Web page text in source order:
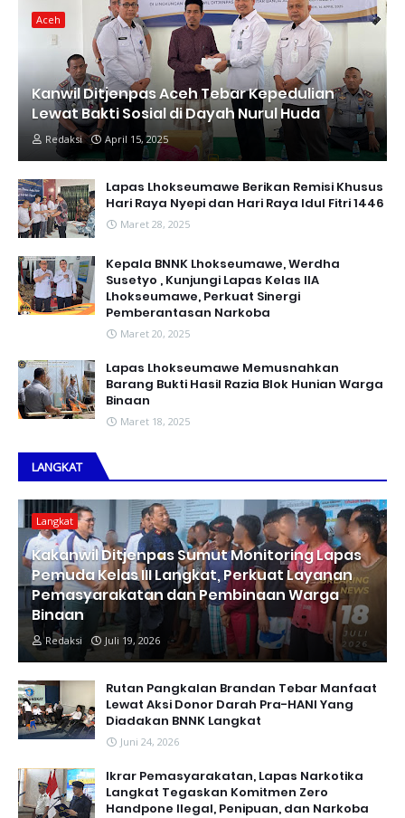
Aceh
Kanwil Ditjenpas Aceh Tebar Kepedulian
Lewat Bakti Sosial di Dayah Nurul Huda
Redaksi April 15, 2025
Lapas Lhokseumawe Berikan Remisi Khusus
Hari Raya Nyepi dan Hari Raya Idul Fitri 1446
Maret 28, 2025
Kepala BNNK Lhokseumawe, Werdha
Susetyo , Kunjungi Lapas Kelas IIA
Lhokseumawe, Perkuat Sinergi
Pemberantasan Narkoba
Maret 20, 2025
Lapas Lhokseumawe Memusnahkan
Barang Bukti Hasil Razia Blok Hunian Warga
Binaan
Maret 18, 2025
LANGKAT
Langkat
Kakanwil Ditjenpas Sumut Monitoring Lapas
Pemuda Kelas III Langkat, Perkuat Layanan
Pemasyarakatan dan Pembinaan Warga
Binaan
Redaksi Juli 19, 2026
Rutan Pangkalan Brandan Tebar Manfaat
Lewat Aksi Donor Darah Pra-HANI Yang
Diadakan BNNK Langkat
Juni 24, 2026
Ikrar Pemasyarakatan, Lapas Narkotika
Langkat Tegaskan Komitmen Zero
Handpone llegal, Penipuan, dan Narkoba